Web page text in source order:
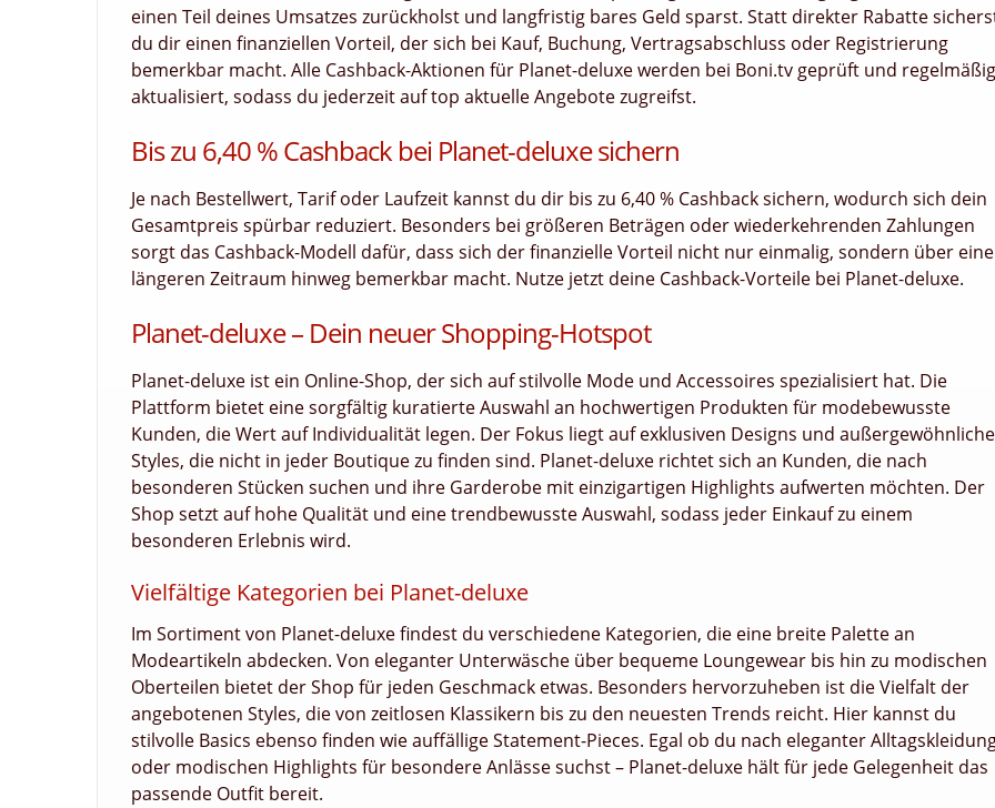
einen Teil deines Umsatzes zurückholst und langfristig bares Geld sparst. Statt direkter Rabatte
du dir einen finanziellen Vorteil, der sich bei Kauf, Buchung, Vertragsabschluss oder Registrierung
bemerkbar macht. Alle Cashback-Aktionen für Planet-deluxe werden bei Boni.tv geprüft und regelmäßig
aktualisiert, sodass du jederzeit auf top aktuelle Angebote zugreifst.
Bis zu 6,40 % Cashback bei Planet-deluxe sichern
Je nach Bestellwert, Tarif oder Laufzeit kannst du dir bis zu 6,40 % Cashback sichern, wodurch sich dein
Gesamtpreis spürbar reduziert. Besonders bei größeren Beträgen oder wiederkehrenden Zahlungen
sorgt das Cashback-Modell dafür, dass sich der finanzielle Vorteil nicht nur einmalig, sondern über
längeren Zeitraum hinweg bemerkbar macht. Nutze jetzt deine Cashback-Vorteile bei Planet-deluxe.
Planet-deluxe – Dein neuer Shopping-Hotspot
Planet-deluxe ist ein Online-Shop, der sich auf stilvolle Mode und Accessoires spezialisiert hat. Die
Plattform bietet eine sorgfältig kuratierte Auswahl an hochwertigen Produkten für modebewusste
Kunden, die Wert auf Individualität legen. Der Fokus liegt auf exklusiven Designs und
Styles, die nicht in jeder Boutique zu finden sind. Planet-deluxe richtet sich an Kunden, die nach
besonderen Stücken suchen und ihre Garderobe mit einzigartigen Highlights aufwerten möchten. Der
Shop setzt auf hohe Qualität und eine trendbewusste Auswahl, sodass jeder Einkauf zu einem
besonderen Erlebnis wird.
Vielfältige Kategorien bei Planet-deluxe
Im Sortiment von Planet-deluxe findest du verschiedene Kategorien, die eine breite Palette an
Modeartikeln abdecken. Von eleganter Unterwäsche über bequeme Loungewear bis hin zu modischen
Oberteilen bietet der Shop für jeden Geschmack etwas. Besonders hervorzuheben ist die Vielfalt der
angebotenen Styles, die von zeitlosen Klassikern bis zu den neuesten Trends reicht. Hier kannst du
stilvolle Basics ebenso finden wie auffällige Statement-Pieces. Egal ob du nach eleganter
oder modischen Highlights für besondere Anlässe suchst – Planet-deluxe hält für jede Gelegenheit das
passende Outfit bereit.